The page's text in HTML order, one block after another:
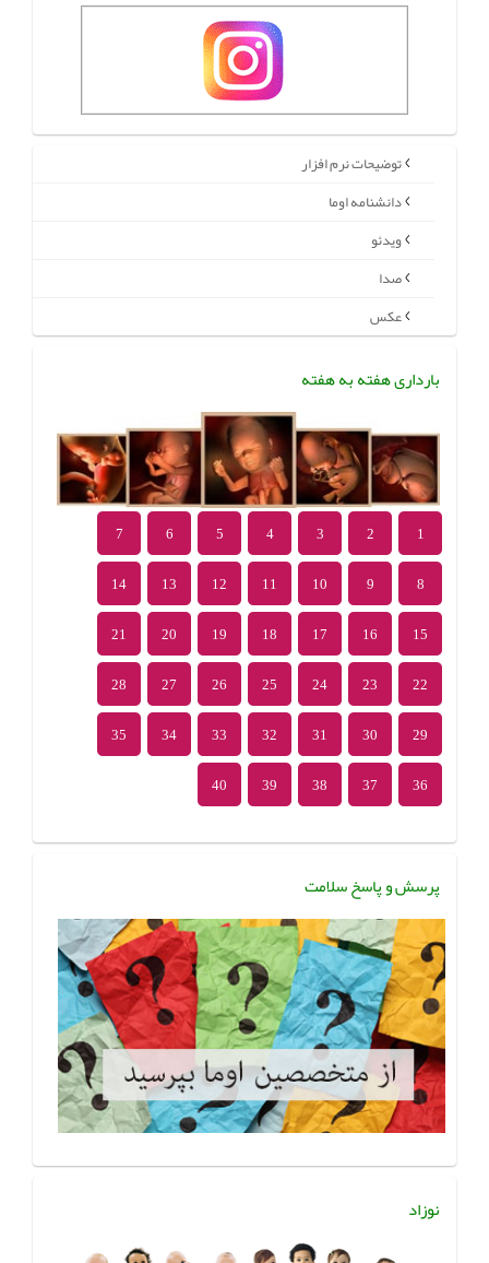
توضیحات نرم افزار
دانشنامه اوما
ویدئو
صدا
عکس
بارداری هفته به هفته
1
2
3
4
5
6
7
8
9
10
11
12
13
14
15
16
17
18
19
20
21
22
23
24
25
26
27
28
29
30
31
32
33
34
35
36
37
38
39
40
پرسش و پاسخ سلامت
نوزاد